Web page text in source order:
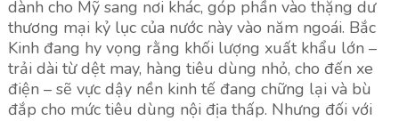
dành cho Mỹ sang nơi khác, góp phần vào thặng dư
thương mại kỷ lục của nước này vào năm ngoái. Bắc
Kinh đang hy vọng rằng khối lượng xuất khẩu lớn –
trải dài từ dệt may, hàng tiêu dùng nhỏ, cho đến xe
điện – sẽ vực dậy nền kinh tế đang chững lại và bù
đắp cho mức tiêu dùng nội địa thấp. Nhưng đối với